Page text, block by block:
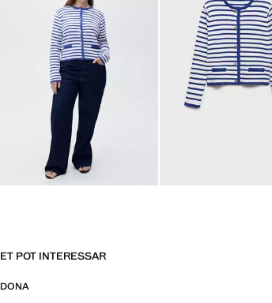
ET POT INTERESSAR
DONA